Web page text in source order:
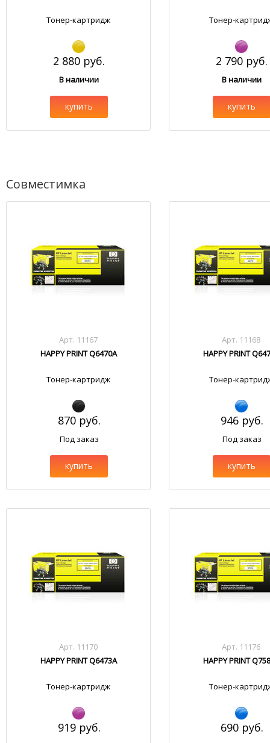
Тонер-картридж
2 880 руб.
В наличии
купить
Тонер-
2 790 руб.
В наличии
купить
Совместимка
Арт. 11167
HAPPY PRINT Q6470A
Тонер-картридж
870 руб.
Под заказ
купить
Арт. 11168
HAPPY PRINT
Тонер-
946 руб.
Под заказ
купить
Арт. 11170
HAPPY PRINT Q6473A
Тонер-картридж
919 руб.
Арт. 11176
HAPPY PRINT
Тонер-
690 руб.